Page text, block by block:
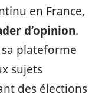
en France,
d’opinion.
plateforme
sujets
des élections